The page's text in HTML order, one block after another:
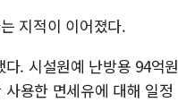
지적이 이어졌다.
. 시설원예 난방용 94억원
용한 면세유에 대해 일정